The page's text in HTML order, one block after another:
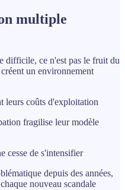
multiple
difficile, ce n'est pas le fruit du
un environnement
leurs coûts d'exploitation
fragilise leur modèle
cesse de s'intensifier
depuis des années,
nouveau scandale